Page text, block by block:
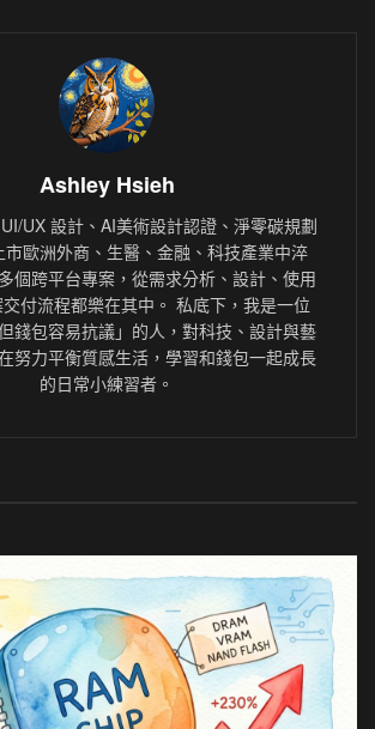
Ashley Hsieh
UX 設計、AI美術設計認證、淨零碳規劃
歐洲外商、生醫、金融、科技產業中淬
個跨平台專案，從需求分析、設計、使用
付流程都樂在其中。 私底下，我是一位
錢包容易抗議」的人，對科技、設計與藝
努力平衡質感生活，學習和錢包一起成長
的日常小練習者。